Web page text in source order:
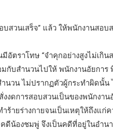
สวนเสร็จ” แล้ว ให้พนักงานสอบ
ตราโทษ “จำคุกอย่างสูงไม่เกิน
กับสำนวนไปให้ พนักงานอัยกา
นวน ไม่ปรากฏตัวผู้กระทำผิดนั้น
งงดการสอบสวนเป็นของพนักงา
ายร่างกายจนเป็นเหตุให้ถึงแก่
น้องชมพู่ จึงเป็นคดีที่อยู่ในอำน